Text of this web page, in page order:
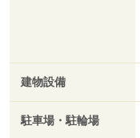
建物設備
駐車場・駐輪場